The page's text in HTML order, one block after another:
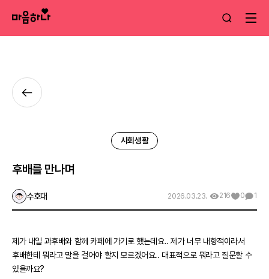
사회생활
후배를 만나며
수호대 2026.03.23. 216 0 1
제가 내일 과후배와 함께 카페에 가기로 했는데요.. 제가 너무 내향적이라서
후배한테 뭐라고 말을 걸어야 할지 모르겠어요.. 대표적으로 뭐라고 질문할 수
있을까요?